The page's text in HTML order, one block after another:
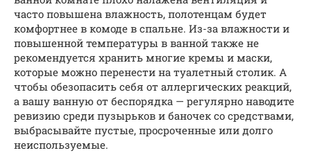
часто повышена влажность, полотенцам будет
комфортнее в комоде в спальне. Из-за влажности и
повышенной температуры в ванной также не
рекомендуется хранить многие кремы и маски,
которые можно перенести на туалетный столик. А
чтобы обезопасить себя от аллергических реакций,
а вашу ванную от беспорядка — регулярно наводите
ревизию среди пузырьков и баночек со средствами,
выбрасывайте пустые, просроченные или долго
неиспользуемые.